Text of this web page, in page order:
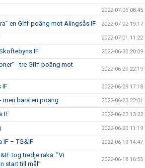
2022-07-06 08:45
en Giff-poäng mot Alingsås IF 2022-07-02 19:17
2022-07-01 11:22
IF 2022-06-30 20:09
- tre Giff-poäng mot
2022-06-29 22:19
IF 2022-06-29 17:18
men bara en poäng 2022-06-23 22:01
IF 2022-06-23 13:22
2022-06-20 11:19
IF – TG&IF 2022-06-19 14:47
tog tredje raka: ”Vi
start till mål”
2022-06-18 16:55